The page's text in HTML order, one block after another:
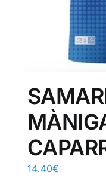
14.40€